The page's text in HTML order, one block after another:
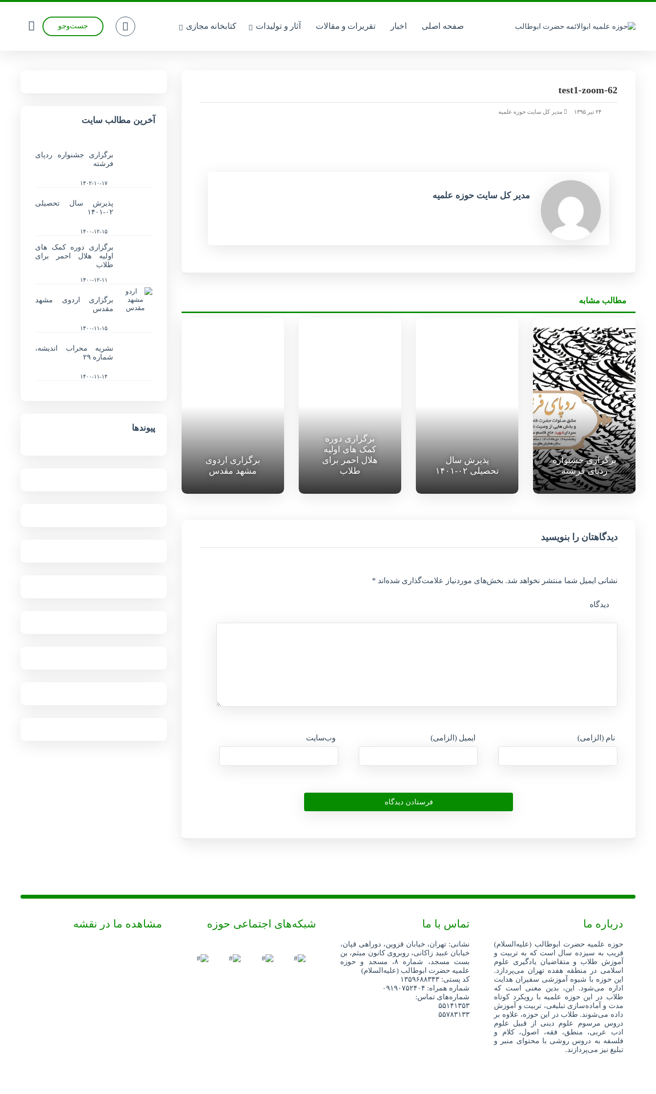
صفحه اصلی اخبار تقریرات و مقالات آثار و تولیدات کتابخانه مجازی جست‌وجو
test1-zoom-62
۲۴ تیر ۱۳۹۵ مدیر کل سایت حوزه علمیه
مدیر کل سایت حوزه علمیه
مطالب مشابه
برگزاری جشنواره
ردپای فرشته
پذیرش سال
تحصیلی ۰۲-۱۴۰۱
برگزاری دوره
کمک های اولیه
هلال احمر برای
طلاب
برگزاری اردوی
مشهد مقدس
دیدگاهتان را بنویسید
نشانی ایمیل شما منتشر نخواهد شد. بخش‌های موردنیاز علامت‌گذاری شده‌اند *
دیدگاه
نام (الزامی) ایمیل (الزامی) وب‌سایت
آخرین مطالب سایت
برگزاری جشنواره ردپای
فرشته
۱۴۰۲-۱۰-۱۷
پذیرش سال تحصیلی
۰۲-۱۴۰۱
۱۴۰۰-۱۲-۱۵
برگزاری دوره کمک های
اولیه هلال احمر برای
طلاب
۱۴۰۰-۱۲-۱۱
برگزاری اردوی مشهد
مقدس
۱۴۰۰-۱۱-۱۵
نشریه محراب اندیشه،
شماره ۲۹
۱۴۰۰-۱۱-۱۴
پیوندها
درباره ما
حوزه علمیه حضرت ابوطالب (علیه‌السلام)
قریب به سیزده سال است که به تربیت و
آموزش طلاب و متقاضیان یادگیری علوم
اسلامی در منطقه هفده تهران می‌پردازد.
این حوزه با شیوه آموزشی سفیران هدایت
اداره می‌شود. این، بدین معنی است که
طلاب در این حوزه علمیه با رویکرد کوتاه
مدت و آماده‌سازی تبلیغی، تربیت و آموزش
داده می‌شوند. طلاب در این حوزه، علاوه بر
دروس مرسوم علوم دینی از قبیل علوم
ادب عربی، منطق، فقه، اصول، کلام و
فلسفه به دروس روشی با محتوای منبر و
تبلیغ نیز می‌پردازند.
تماس با ما
نشانی: تهران، خیابان قزوین، دوراهی قپان،
خیابان عبید زاکانی، روبروی کانون میثم، بن
بست مسجد، شماره ۸، مسجد و حوزه
علمیه حضرت ابوطالب (علیه‌السلام)
کد پستی: ۱۳۵۹۶۸۸۳۴۳
شماره همراه: ۰۹۱۹۰۷۵۲۴۰۴
شماره‌های تماس:
۵۵۱۴۱۳۵۳
۵۵۷۸۳۱۳۳
شبکه‌های اجتماعی حوزه مشاهده ما در نقشه